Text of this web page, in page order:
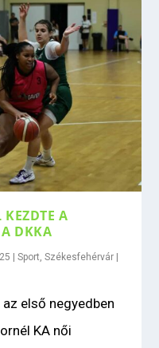
KEZDTE A
DKKA
|Sport ,Székesfehérvár |
első negyedben
KA női